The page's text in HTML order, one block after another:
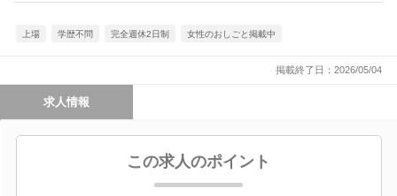
上場 学歴不問 完全週休2日制 女性のおしごと掲載中
掲載終了日：2026/05/04
求人情報
この求人のポイント